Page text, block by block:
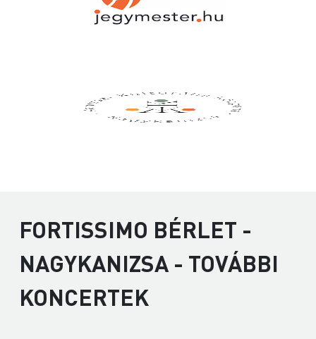
FORTISSIMO BÉRLET -
NAGYKANIZSA - TOVÁBBI
KONCERTEK